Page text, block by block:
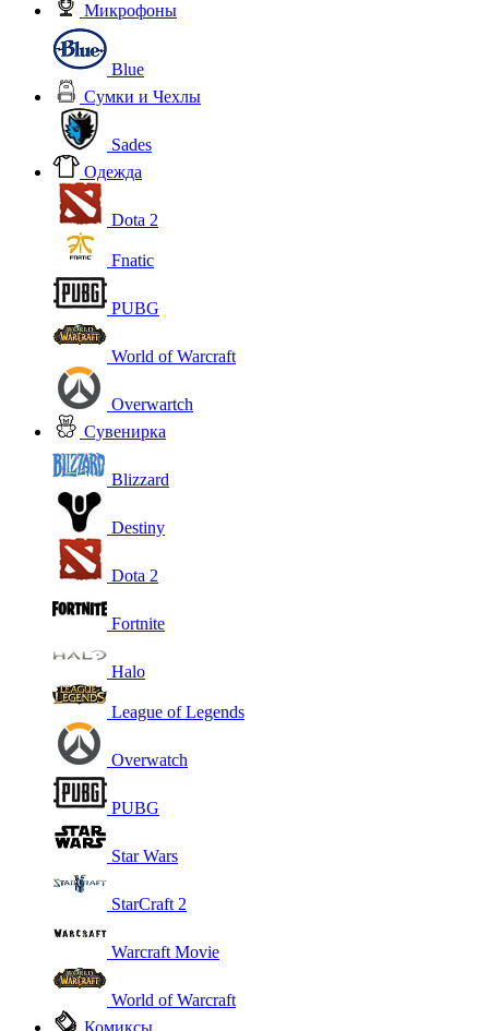
Микрофоны
Blue
Сумки и Чехлы
Sades
Одежда
Dota 2
Fnatic
PUBG
World of Warcraft
Overwartch
Сувенирка
Blizzard
Destiny
Dota 2
Fortnite
Halo
League of Legends
Overwatch
PUBG
Star Wars
StarCraft 2
Warcraft Movie
World of Warcraft
Комиксы